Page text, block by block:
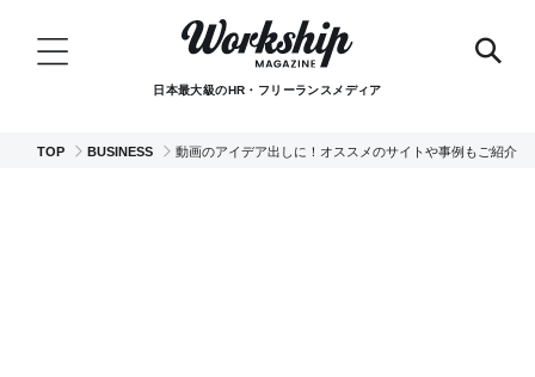
日本最大級のHR・フリーランスメディア
TOP BUSINESS 動画のアイデア出しに！オススメのサイトや事例もご紹介